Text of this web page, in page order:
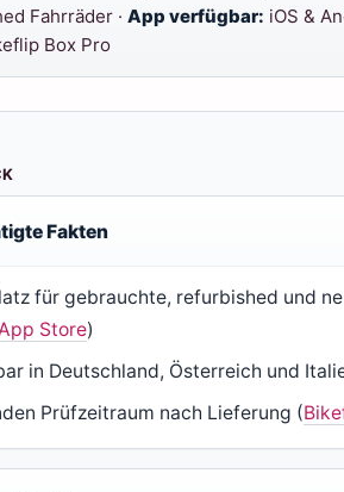
Fahrräder · App verfügbar: iOS &
Box Pro
Fakten
für gebrauchte, refurbished und
Store)
in Deutschland, Österreich und
Prüfzeitraum nach Lieferung (